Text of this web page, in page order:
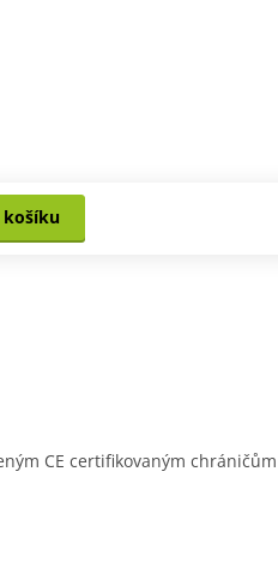
košíku
CE certifikovaným